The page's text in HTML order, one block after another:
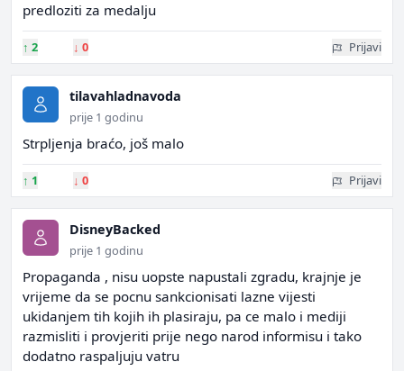
predloziti za medalju
↑ 2 ↓ 0 Prijavi
tilavahladnavoda
prije 1 godinu
Strpljenja braćo, još malo
↑ 1 ↓ 0 Prijavi
DisneyBacked
prije 1 godinu
Propaganda , nisu uopste napustali zgradu, krajnje je
vrijeme da se pocnu sankcionisati lazne vijesti
ukidanjem tih kojih ih plasiraju, pa ce malo i mediji
razmisliti i provjeriti prije nego narod informisu i tako
dodatno raspaljuju vatru